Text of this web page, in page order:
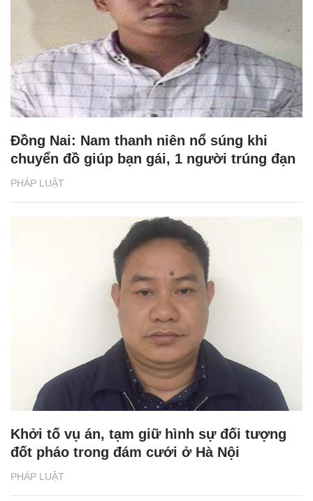
PHÁP LUẬT
Đồng Nai: Nam thanh niên nổ súng khi
chuyển đồ giúp bạn gái, 1 người trúng đạn
PHÁP LUẬT
Khởi tố vụ án, tạm giữ hình sự đối tượng
đốt pháo trong đám cưới ở Hà Nội